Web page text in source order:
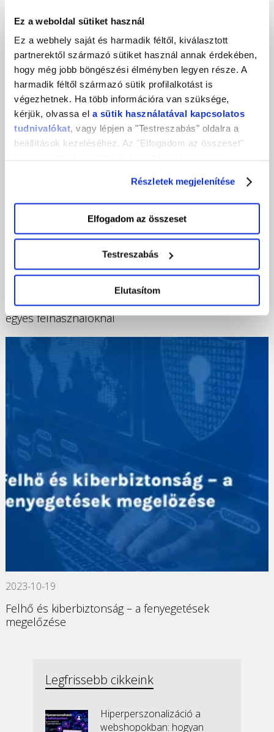
Ez a weboldal sütiket használ
Ez a webhely saját és harmadik féltől, kiválasztott
partnerektől származó sütiket használ annak érdekében,
hogy még jobb böngészési élményben legyen része. A
harmadik féltől származó sütik profilalkotást is
végezhetnek. Ha több információra van szüksége,
kérjük, olvassa el a sütik használatával kapcsolatos
tudnivalókat, vagy lépjen a "Testreszabás" oldalra a
beállítások kezeléséhez. Az "Elfogadom az összeset"
nyomva csak a szükséges sütik tárolását fogadja el.
Részletek megjelenítése
Elfogadom az összeset
Testreszabás
Elutasítom
Próbáld ki a felhőbe költözést ingyen!
Hiba a Google Drive-nál: Több hónapnyi adat tűnt el
egyes felhasználóknál
2023-10-19
Felhő és kiberbiztonság – a fenyegetések
megelőzése
Legfrissebb cikkeink
Hiperperszonalizáció a
webshopokban: hogyan